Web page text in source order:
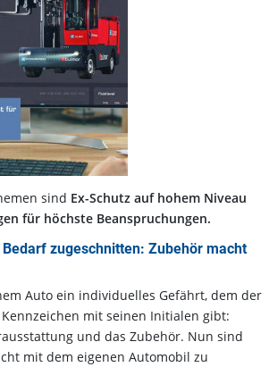
sind Ex-Schutz auf hohem Niveau
für höchste Beanspruchungen.
zugeschnitten: Zubehör macht
Auto ein individuelles Gefährt, dem der
mit seinen Initialen gibt:
und das Zubehör. Nun sind
mit dem eigenen Automobil zu